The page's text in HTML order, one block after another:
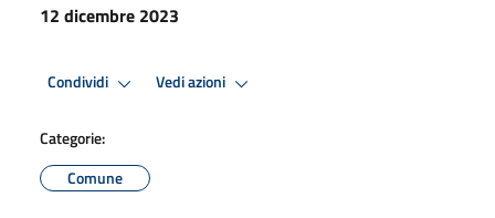
12 dicembre 2023
Condividi Vedi azioni
Categorie:
Comune